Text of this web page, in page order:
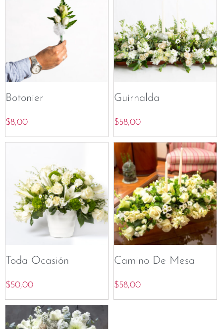
Botonier
$8,00
Guirnalda
$58,00
Toda Ocasión
$50,00
Camino De Mesa
$58,00